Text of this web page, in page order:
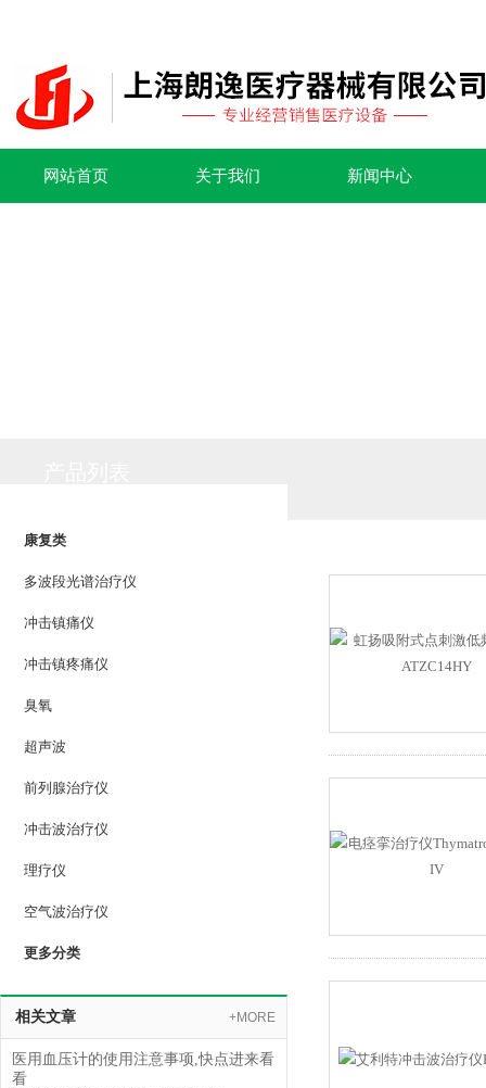
网站首页 关于我们 新闻中心
康复类
多波段光谱治疗仪
冲击镇痛仪
冲击镇疼痛仪
臭氧
超声波
前列腺治疗仪
冲击波治疗仪
理疗仪
空气波治疗仪
更多分类
相关文章 +MORE
医用血压计的使用注意事项,快点进来看
看